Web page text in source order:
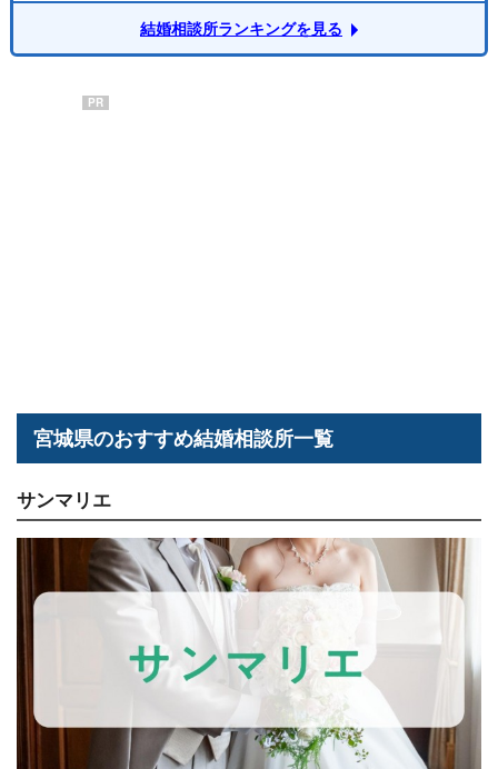
結婚相談所ランキングを見る
PR
宮城県のおすすめ結婚相談所一覧
サンマリエ